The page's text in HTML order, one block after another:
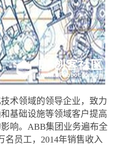
术领域的领导企业，致力
基础设施等领域客户提高
响。 ABB集团业务遍布全
名员工， 2014年销售收入